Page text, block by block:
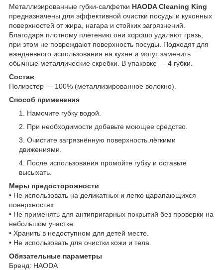
Металлизированные губки-салфетки HAODA Cleaning King
предназначены для эффективной очистки посуды и кухонных
поверхностей от жира, нагара и стойких загрязнений.
Благодаря плотному плетению они хорошо удаляют грязь,
при этом не повреждают поверхность посуды. Подходят для
ежедневного использования на кухне и могут заменить
обычные металлические скребки. В упаковке — 4 губки.
Состав
Полиэстер — 100% (металлизированное волокно).
Способ применения
Намочите губку водой.
При необходимости добавьте моющее средство.
Очистите загрязнённую поверхность лёгкими
движениями.
После использования промойте губку и оставьте
высыхать.
Меры предосторожности
• Не использовать на деликатных и легко царапающихся
поверхностях.
• Не применять для антипригарных покрытий без проверки на
небольшом участке.
• Хранить в недоступном для детей месте.
• Не использовать для очистки кожи и тела.
Обязательные параметры
Бренд: HAODA